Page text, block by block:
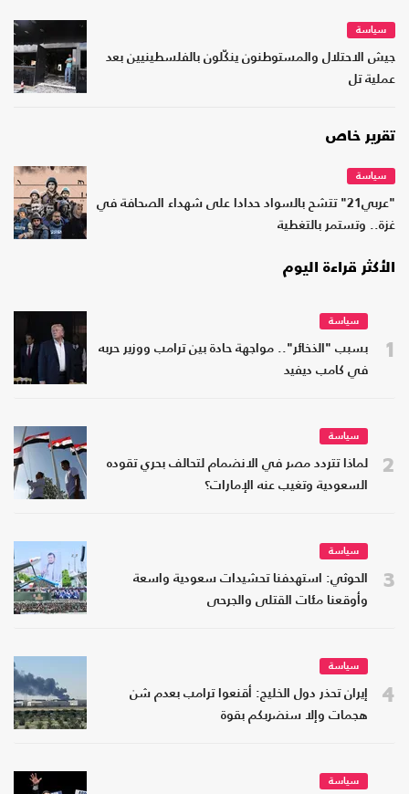
سياسة
جيش الاحتلال والمستوطنون ينكّلون بالفلسطينيين بعد
عملية تل
تقرير خاص
سياسة
"عربي21" تتشح بالسواد حدادا على شهداء الصحافة في
غزة.. وتستمر بالتغطية
الأكثر قراءة اليوم
1
سياسة
بسبب "الذخائر".. مواجهة حادة بين ترامب ووزير حربه
في كامب ديفيد
2
سياسة
لماذا تتردد مصر في الانضمام لتحالف بحري تقوده
السعودية وتغيب عنه الإمارات؟
3
سياسة
الحوثي: استهدفنا تحشيدات سعودية واسعة
وأوقعنا مئات القتلى والجرحى
4
سياسة
إيران تحذر دول الخليج: أقنعوا ترامب بعدم شن
هجمات وإلا سنضربكم بقوة
سياسة